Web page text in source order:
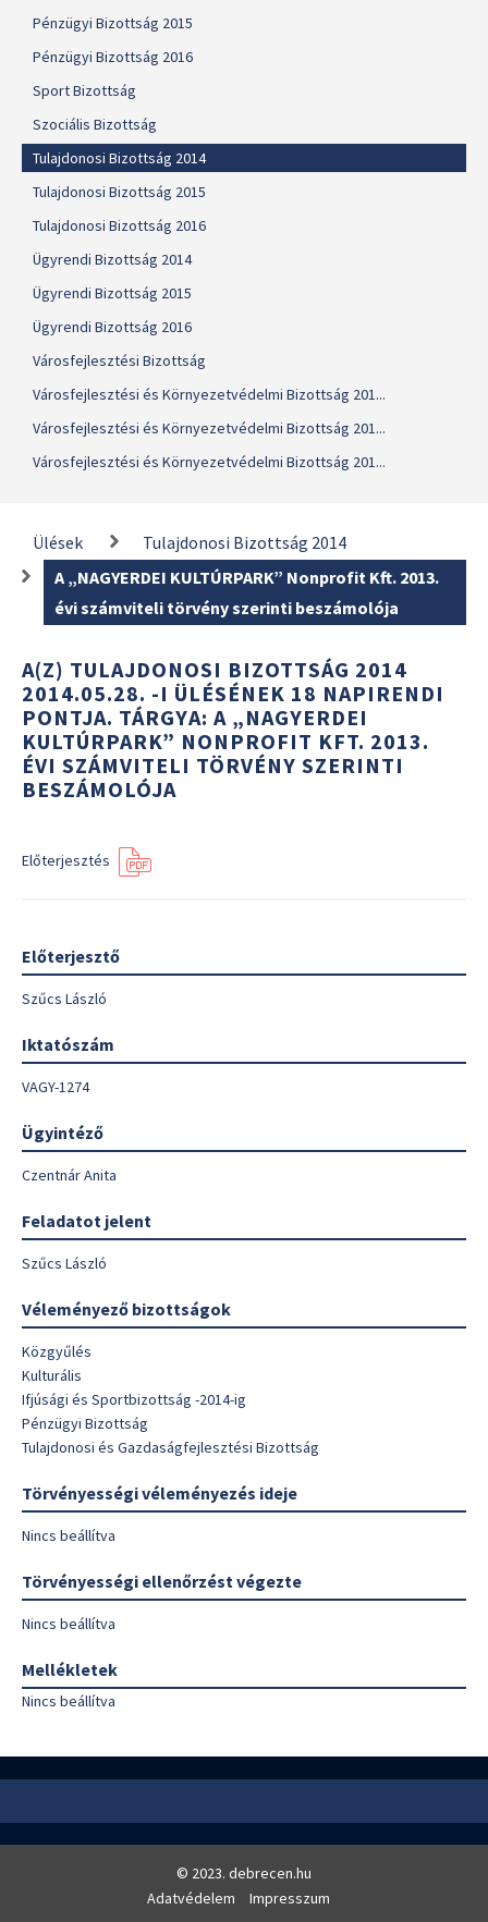
Pénzügyi Bizottság 2015
Pénzügyi Bizottság 2016
Sport Bizottság
Szociális Bizottság
Tulajdonosi Bizottság 2014
Tulajdonosi Bizottság 2015
Tulajdonosi Bizottság 2016
Ügyrendi Bizottság 2014
Ügyrendi Bizottság 2015
Ügyrendi Bizottság 2016
Városfejlesztési Bizottság
Városfejlesztési és Környezetvédelmi Bizottság 201...
Városfejlesztési és Környezetvédelmi Bizottság 201...
Városfejlesztési és Környezetvédelmi Bizottság 201...
Ülések
Tulajdonosi Bizottság 2014
A „NAGYERDEI KULTÚRPARK” Nonprofit Kft. 2013.
évi számviteli törvény szerinti beszámolója
A(Z) TULAJDONOSI BIZOTTSÁG 2014
2014.05.28. -I ÜLÉSÉNEK 18 NAPIRENDI
PONTJA. TÁRGYA: A „NAGYERDEI
KULTÚRPARK” NONPROFIT KFT. 2013.
ÉVI SZÁMVITELI TÖRVÉNY SZERINTI
BESZÁMOLÓJA
Előterjesztés
Előterjesztő
Szűcs László
Iktatószám
VAGY-1274
Ügyintéző
Czentnár Anita
Feladatot jelent
Szűcs László
Véleményező bizottságok
Közgyűlés
Kulturális
Ifjúsági és Sportbizottság -2014-ig
Pénzügyi Bizottság
Tulajdonosi és Gazdaságfejlesztési Bizottság
Törvényességi véleményezés ideje
Nincs beállítva
Törvényességi ellenőrzést végezte
Nincs beállítva
Mellékletek
Nincs beállítva
© 2023. debrecen.hu
Adatvédelem
Impresszum